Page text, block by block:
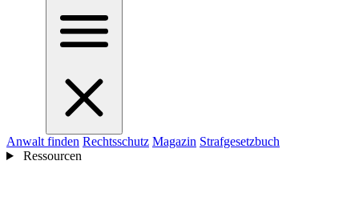
Anwalt finden Rechtsschutz Magazin Strafgesetzbuch
Ressourcen